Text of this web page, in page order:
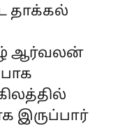
தாக்கல்
ஆர்வலன்
இருப்பார்